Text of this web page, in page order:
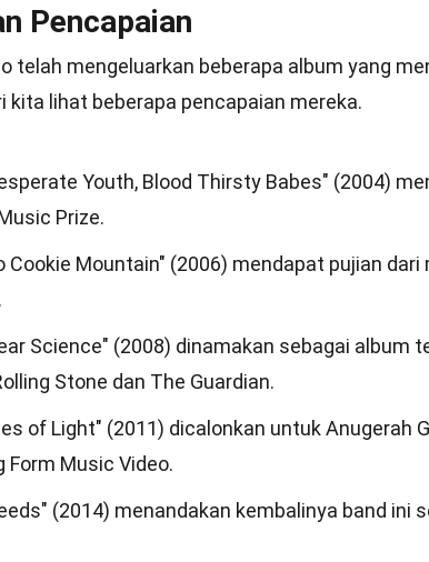
Pencapaian
telah mengeluarkan beberapa album yang
kita lihat beberapa pencapaian mereka.
Youth, Blood Thirsty Babes" (2004)
Prize.
Cookie Mountain" (2006) mendapat pujian dari
Science" (2008) dinamakan sebagai album
Stone dan The Guardian.
of Light" (2011) dicalonkan untuk Anugerah
Form Music Video.
(2014) menandakan kembalinya band ini